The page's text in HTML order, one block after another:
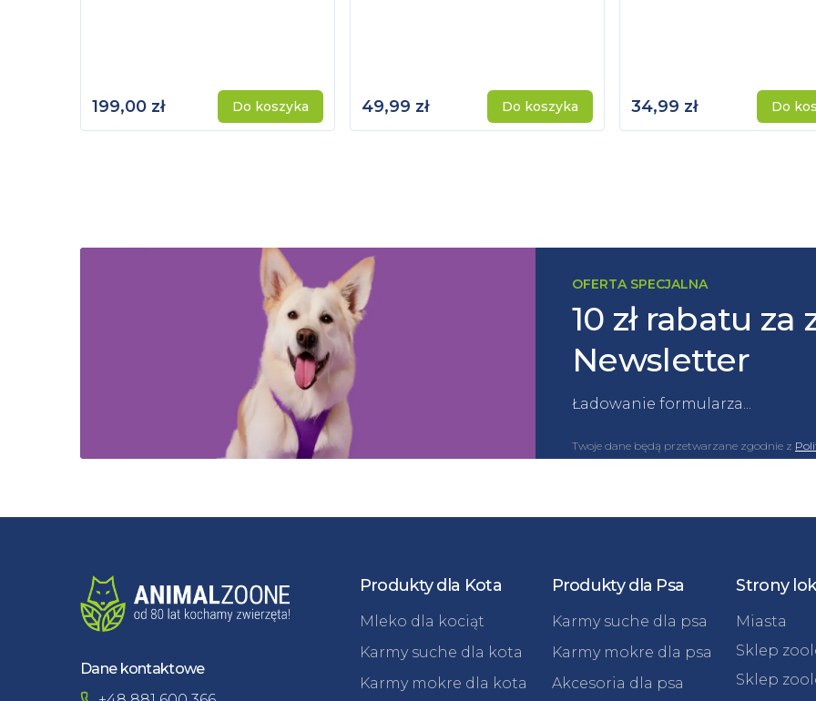
199,00 zł Do koszyka 49,99 zł Do koszyka 34,99 zł Do
OFERTA SPECJALNA
10 zł rabatu
Newsletter
Ładowanie formularza...
Twoje dane będą przetwarzane zgodnie z
Dane kontaktowe
Produkty dla Kota
Mleko dla kociąt
Karmy suche dla kota
Karmy mokre dla kota
Produkty dla Psa
Karmy suche dla psa
Karmy mokre dla psa
Akcesoria dla psa
Strony
Miasta
Sklep
Sklep